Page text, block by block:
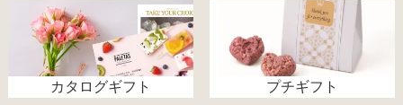
カタログギフト プチギフト